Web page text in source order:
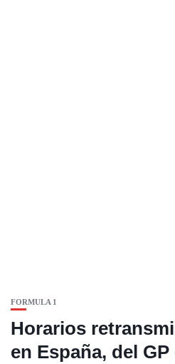
FORMULA 1
Horarios
en España, del GP